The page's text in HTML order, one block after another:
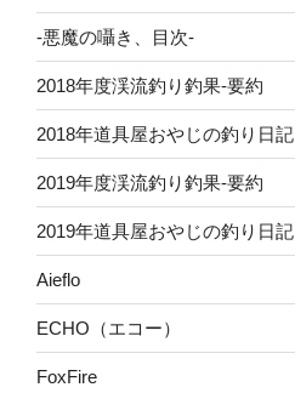
-悪魔の囁き、目次-
2018年度渓流釣り釣果-要約
2018年道具屋おやじの釣り日記
2019年度渓流釣り釣果-要約
2019年道具屋おやじの釣り日記
Aieflo
ECHO（エコー）
FoxFire